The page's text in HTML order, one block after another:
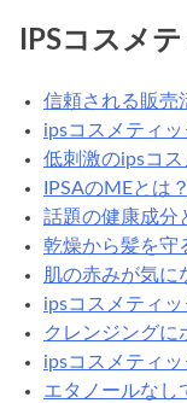
テ
リ
IPSコスメ
信頼される販売
ipsコスメティ
低刺激のipsコ
IPSAのMEとは？
話題の健康成分
乾燥から髪を守
肌の赤みが気に
ipsコスメティ
クレンジングに
ipsコスメティ
エタノールなし